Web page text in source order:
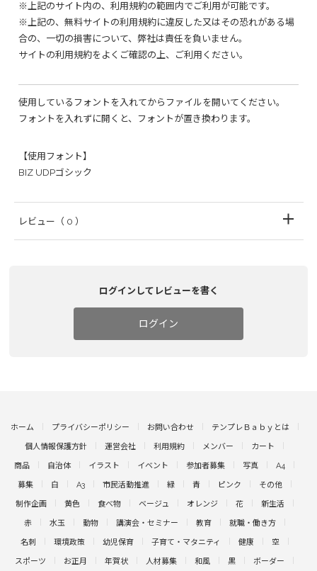
※上記のサイト内の、利用規約の範囲内でご利用が可能です。
※上記の、無料サイトの利用規約に違反した又はその恐れがある場
合の、一切の損害について、弊社は責任を負いません。
サイトの利用規約をよくご確認の上、ご利用ください。
使用しているフォントを入れてからファイルを開いてください。
フォントを入れずに開くと、フォントが置き換わります。
【使用フォント】
BIZ UDPゴシック
レビュー （ 0 ）
ログインしてレビューを書く
ログイン
ホーム プライバシーポリシー お問い合わせ テンプレＢａｂｙとは
個人情報保護方針 運営会社 利用規約 メンバー カート
商品 自治体 イラスト イベント 参加者募集 写真 A4
募集 白 A3 市民活動推進 緑 青 ピンク その他
制作企画 黄色 食べ物 ベージュ オレンジ 花 新生活
赤 水玉 動物 講演会・セミナー 教育 就職・働き方
名刺 環境政策 幼児保育 子育て・マタニティ 健康 空
スポーツ お正月 年賀状 人材募集 和風 黒 ボーダー